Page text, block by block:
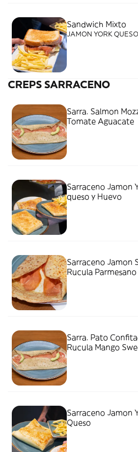
Sandwich Mixto
JAMON YORK QUESO
CREPS SARRACENO
Sarra. Salmon
Tomate Aguacate
Sarraceno Jamon
queso y Huevo
Sarraceno Jamon
Rucula Parmesano
Sarra. Pato
Rucula Mango
Sarraceno Jamon
Queso